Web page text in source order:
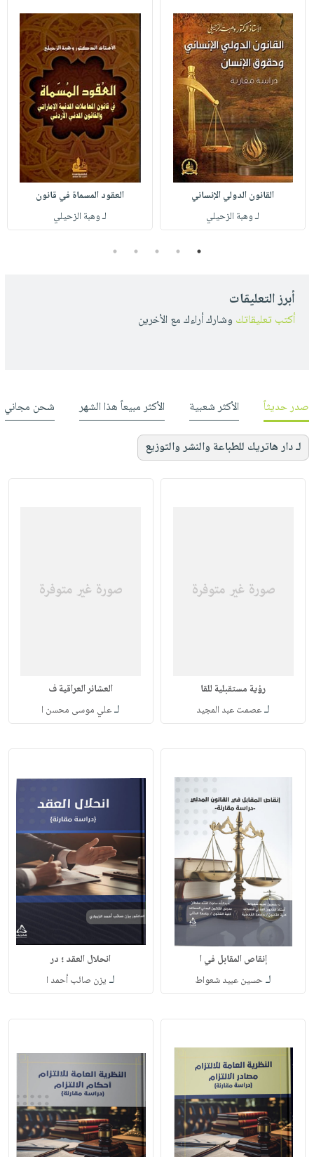
القانون الدولي الإنساني
لـ وهبة الزحيلي
العقود المسماة في قانون
لـ وهبة الزحيلي
1
2
3
4
5
أبرز التعليقات
أكتب تعليقاتك وشارك أراءك مع الأخرين
صدر حديثاً الأكثر شعبية الأكثر مبيعاً هذا الشهر شحن مجاني
لـ دار هاتريك للطباعة والنشر والتوزيع
رؤية مستقبلية للقا
لـعصمت عبد المجيد
العشائر العراقية ف
لـعلي موسى محسن ا
إنقاص المقابل في ا
لـحسين عبيد شعواط
انحلال العقد ؛ در
لـ يزن صائب أحمد ا